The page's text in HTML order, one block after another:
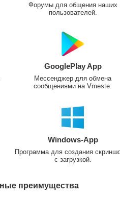
Форумы для общения наших
пользователей.
GooglePlay App
Мессенджер для обмена
сообщениями на Vmeste.
Windows-App
Программа для создания
с загрузкой.
преимущества